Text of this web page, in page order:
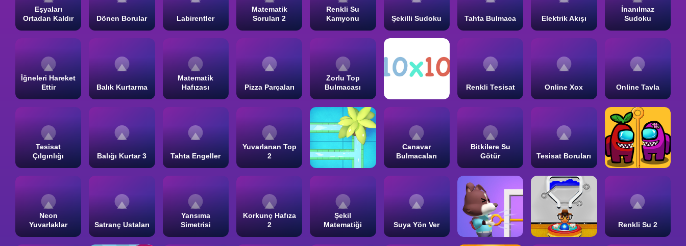
Eşyaları
Ortadan Kaldır
Dönen Borular Labirentler
Matematik
Soruları 2
Renkli Su
Kamyonu
Şekilli Sudoku Tahta Bulmaca Elektrik Akışı
İnanılmaz
Sudoku
İğneleri Hareket
Ettir
Balık Kurtarma
Matematik
Hafızası
Pizza Parçaları
Zorlu Top
Bulmacası
Renkli Tesisat Online Xox Online Tavla
Tesisat
Çılgınlığı
Balığı Kurtar 3 Tahta Engeller
Yuvarlanan Top
2
Canavar
Bulmacaları
Bitkilere Su
Götür
Tesisat Boruları
Neon
Yuvarlaklar
Satranç Ustaları
Yansıma
Simetrisi
Korkunç Hafıza
2
Şekil
Matematiği
Suya Yön Ver Renkli Su 2